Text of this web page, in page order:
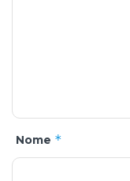
Nome *